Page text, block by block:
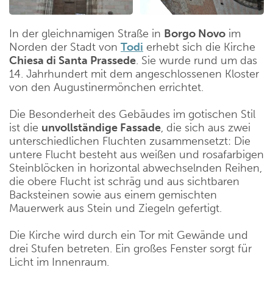
In der gleichnamigen Straße in Borgo Novo im
Norden der Stadt von Todi erhebt sich die Kirche
Chiesa di Santa Prassede. Sie wurde rund um das
14. Jahrhundert mit dem angeschlossenen Kloster
von den Augustinermönchen errichtet.
Die Besonderheit des Gebäudes im gotischen Stil
ist die unvollständige Fassade, die sich aus zwei
unterschiedlichen Fluchten zusammensetzt: Die
untere Flucht besteht aus weißen und rosafarbigen
Steinblöcken in horizontal abwechselnden Reihen,
die obere Flucht ist schräg und aus sichtbaren
Backsteinen sowie aus einem gemischten
Mauerwerk aus Stein und Ziegeln gefertigt.
Die Kirche wird durch ein Tor mit Gewände und
drei Stufen betreten. Ein großes Fenster sorgt für
Licht im Innenraum.